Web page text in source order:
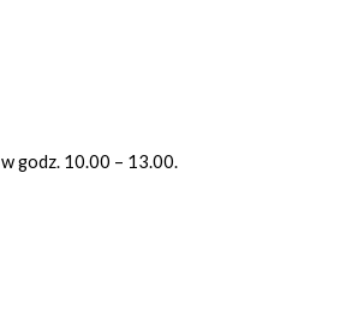
w godz. 10.00 – 13.00.